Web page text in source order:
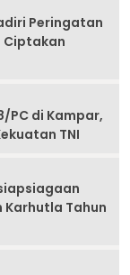
Peringatan
Ciptakan
PC di Kampar,
TNI
Tahun